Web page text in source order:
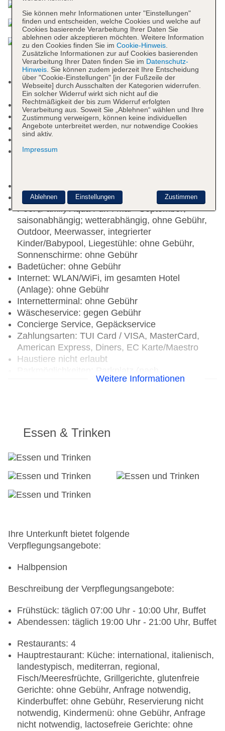
Kurtaxe/Ökotaxe/Touristensteuer zahlbar vor Ort:
pro Tag/pro Person ca. 2 EUR
Nichtraucherhotel
Check-in Zeit ab 15:00 Uhr
Check-out Zeit bis 11:00 Uhr
Letzte Komplettrenovierung: 2009
Rezeption: täglich 24 Stunden, Sprachen:
Geldautomat in der Unterkunft
Pool „Family Aqua Fun“: Mai - September;
saisonabhängig; wetterabhängig, ohne Gebühr,
Outdoor, Meerwasser, integrierter
Kinder/Babypool, Liegestühle: ohne Gebühr,
Sonnenschirme: ohne Gebühr
Badetücher: ohne Gebühr
Internet: WLAN/WiFi, im gesamten Hotel
(Anlage): ohne Gebühr
Internetterminal: ohne Gebühr
Wäscheservice: gegen Gebühr
Concierge Service, Gepäckservice
Zahlungsarten: TUI Card / VISA, MasterCard,
American Express, Diners, EC Karte/Maestro
Haustiere nicht erlaubt
Verfügbarkeit), unbewacht: ca. 10 EUR, Anfrage
Tagungsequipment: gegen Gebühr, Coffee
Breaks: gegen Gebühr
Gebäudeanzahl: 1, Etagen: 4, Zimmer: 404
Landeskategorie: 4 Sterne
Weitere Informationen
Essen & Trinken
Ihre Unterkunft bietet folgende
Verpflegungsangebote:
Halbpension
Beschreibung der Verpflegungsangebote:
Frühstück: täglich 07:00 Uhr - 10:00 Uhr, Buffet
Abendessen: täglich 19:00 Uhr - 21:00 Uhr, Buffet
Restaurants: 4
Hauptrestaurant: Küche: international, italienisch,
landestypisch, mediterran, regional,
Fisch/Meeresfrüchte, Grillgerichte, glutenfreie
Gerichte: ohne Gebühr, Anfrage notwendig,
Kinderbuffet: ohne Gebühr, Reservierung nicht
notwendig, Kindermenü: ohne Gebühr, Anfrage
nicht notwendig, lactosefreie Gerichte: ohne
Sie können mehr Informationen unter "Einstellungen"
finden und entscheiden, welche Cookies und welche auf
Cookies basierende Verarbeitung Ihrer Daten Sie
ablehnen oder akzeptieren möchten. Weitere Information
zu den Cookies finden Sie im Cookie-Hinweis.
Zusätzliche Informationen zur auf Cookies basierenden
Verarbeitung Ihrer Daten finden Sie im Datenschutz-
Hinweis. Sie können zudem jederzeit Ihre Entscheidung
über "Cookie-Einstellungen" [in der Fußzeile der
Webseite] durch Ausschalten der Kategorien widerrufen.
Ein solcher Widerruf wirkt sich nicht auf die
Rechtmäßigkeit der bis zum Widerruf erfolgten
Verarbeitung aus. Soweit Sie „Ablehnen“ wählen und Ihre
Zustimmung verweigern, können keine individuellen
Angebote unterbreitet werden, nur notwendige Cookies
sind aktiv.
Impressum
Zustimmen
Ablehnen Einstellungen